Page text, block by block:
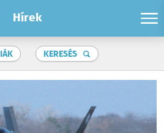
Hírek
KERESÉS